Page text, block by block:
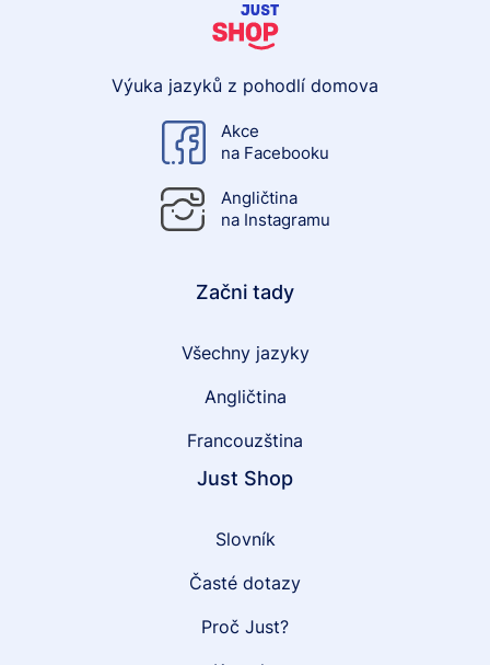
Výuka jazyků z pohodlí domova
Akce
na Facebooku
Angličtina
na Instagramu
Začni tady
Všechny jazyky
Angličtina
Francouzština
Just Shop
Slovník
Časté dotazy
Proč Just?